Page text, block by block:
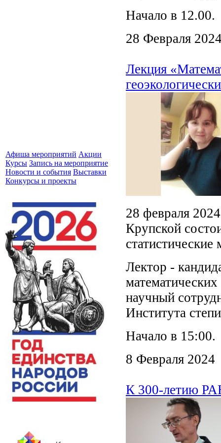
Афиша мероприятий Акции
Курсы Запись на мероприятие
Новости и события Выставки
Конкурсы и проекты
Начало в 12.00.
28 Февраля
Лекция
28 февраля
Крупской
Лектор -
научный
Института
Начало в 15:00.
8 Февраля 2024
К 300-летию